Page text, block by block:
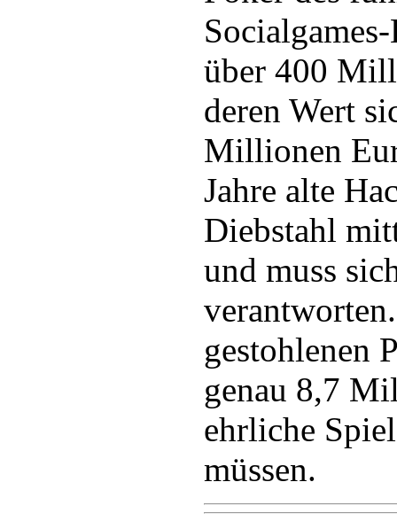
über 400
deren Wert
Millionen
Jahre alte
Diebstahl
und muss
gestohlenen
genau 8,7
ehrliche
müssen.